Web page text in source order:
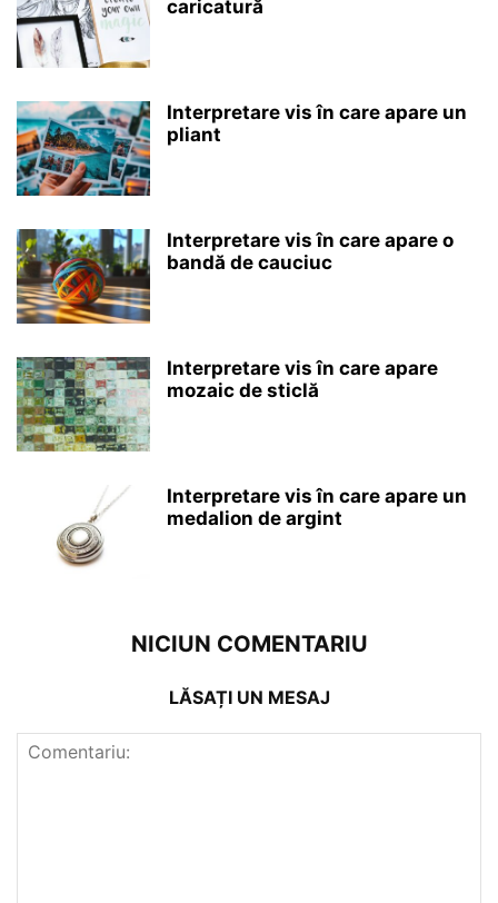
caricatură
Interpretare vis în care apare un
pliant
Interpretare vis în care apare o
bandă de cauciuc
Interpretare vis în care apare
mozaic de sticlă
Interpretare vis în care apare un
medalion de argint
NICIUN COMENTARIU
LĂSAȚI UN MESAJ